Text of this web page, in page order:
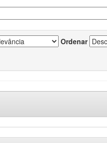
Ordenar